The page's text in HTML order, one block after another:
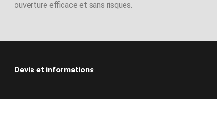
ouverture efficace et sans risques.
Devis et informations